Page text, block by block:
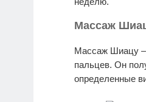
Массаж
Массаж Шиацу –
пальцев. Он
определенные